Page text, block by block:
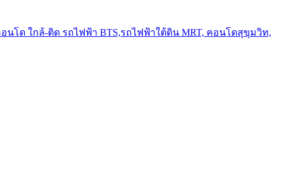
โด ใกล้-ติด รถไฟฟ้า BTS,รถไฟฟ้าใต้ดิน MRT, คอนโดสุขุมวิท,